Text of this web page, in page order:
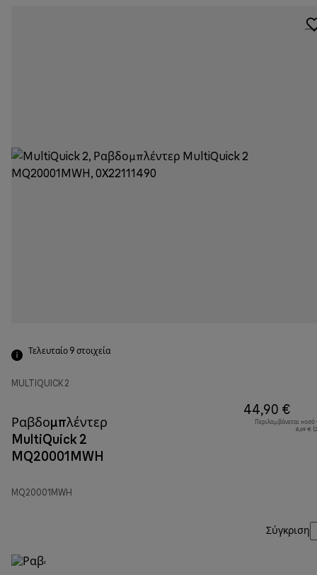
Τελευταίο 9 στοιχεία
MULTIQUICK 2
Ραβδομπλέντερ
MultiQuick 2
MQ20001MWH
MQ20001MWH
44,90 €
Περιλαμβάνεται
8,69 €
Σύγκριση